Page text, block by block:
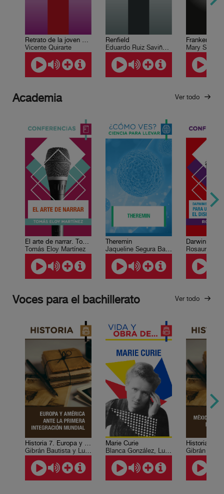
Retrato de la joven monstruo
Vicente Quirarte
Renfield
Eduardo Ruiz Saviñón, Roberto Coria
Frankenstein
Mary Shelley
Academia Ver todo
El arte de narrar. Tomás Eloy Matínez
Tomás Eloy Martínez
Theremin
Jaqueline Segura Bautista
Rosaura
Voces para el bachillerato Ver todo
Historia 7. Europa y América ante la primera integración mundial
Gibrán Bautista y Lugo
Marie Curie
Blanca González, Luis Paniagua